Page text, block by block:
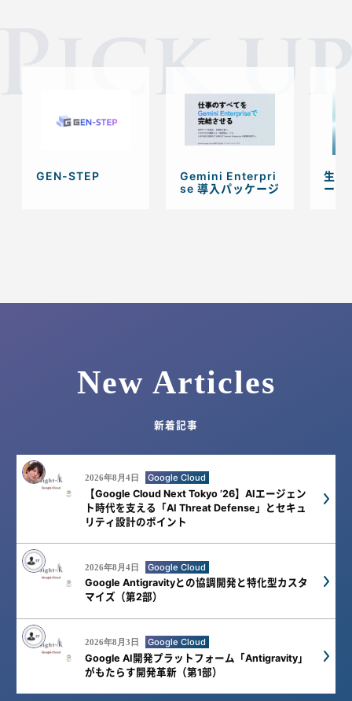
GEN-STEP
Gemini Enterpri
se 導入パッケージ
生成
ービ
New Articles
新着記事
2026年8月4日 Google Cloud
【Google Cloud Next Tokyo ’26】AIエージェン
ト時代を支える「AI Threat Defense」とセキュ
リティ設計のポイント
2026年8月4日 Google Cloud
Google Antigravityとの協調開発と特化型カスタ
マイズ（第2部）
2026年8月3日 Google Cloud
Google AI開発プラットフォーム「Antigravity」
がもたらす開発革新（第1部）